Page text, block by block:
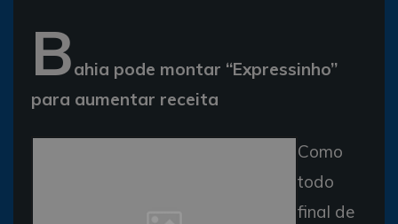
Bahia pode montar “Expressinho”
para aumentar receita
Como
todo
final de